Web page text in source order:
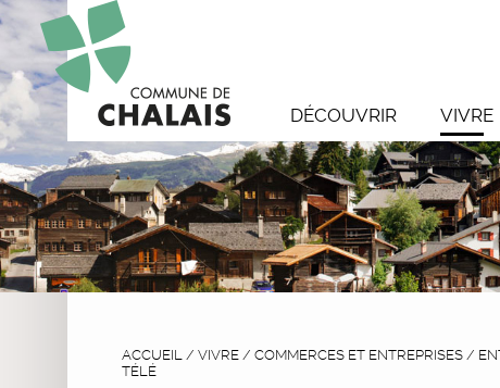
DÉCOUVRIR VIVRE
ACCUEIL / VIVRE / COMMERCES ET ENTREPRISES /
TÉLÉ